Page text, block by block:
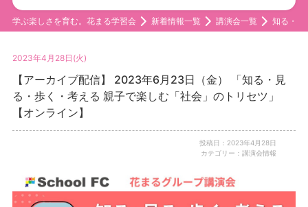
学ぶ楽しさを育む。花まる学習会 新着情報一覧 講演会一覧 知る・見
2023年4月28日(火)
【アーカイブ配信】 2023年6月23日（金） 「知る・見
る・歩く・考える 親子で楽しむ「社会」のトリセツ」
【オンライン】
投稿日：2023年4月28日
カテゴリー：講演会情報